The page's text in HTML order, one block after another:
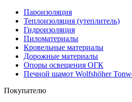
Пароизоляция
Теплоизоляция (утеплитель)
Гидроизоляция
Пиломатериалы
Кровельные материалы
Дорожные материалы
Опоры освещения ОГК
Печной шамот Wolfshöher
Покупателю